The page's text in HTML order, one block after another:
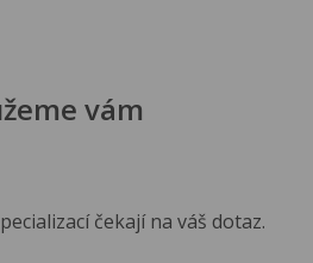
vám
čekají na váš dotaz.